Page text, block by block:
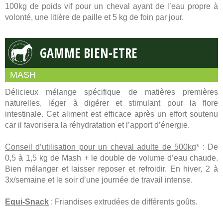
100kg de poids vif pour un cheval ayant de l’eau propre à
volonté, une litière de paille et 5 kg de foin par jour.
GAMME BIEN-ETRE
MASH
Délicieux mélange spécifique de matières premières
naturelles, léger à digérer et stimulant pour la flore
intestinale. Cet aliment est efficace après un effort soutenu
car il favorisera la réhydratation et l’apport d’énergie.
Conseil d’utilisation pour un cheval adulte de 500kg* : De
0,5 à 1,5 kg de Mash + le double de volume d’eau chaude.
Bien mélanger et laisser reposer et refroidir. En hiver, 2 à
3x/semaine et le soir d’une journée de travail intense.
Equi-Snack : Friandises extrudées de différents goûts.